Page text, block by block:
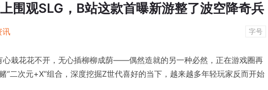
围观SLG，B站这款首曝新游整了波空降奇兵
讯 字号
栽花花不开，无心插柳柳成荫——偶然造就的另一种必然，正在游戏圈再
“二次元+X”组合，深度挖掘Z世代喜好的当下，越来越多年轻玩家反而开始